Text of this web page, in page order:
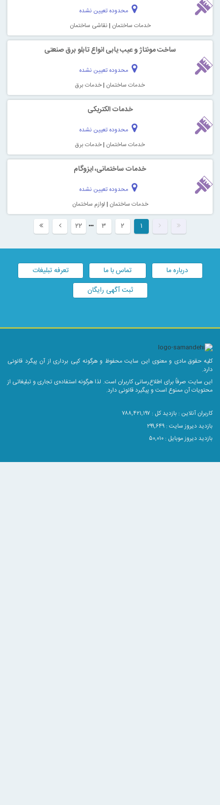
محدوده تعیین نشده
خدمات ساختمان|نقاشی ساختمان
ساخت مونتاژ و عیب یابی انواع تابلو برق صنعتی
محدوده تعیین نشده
خدمات ساختمان|خدمات برق
خدمات الکتریکی
محدوده تعیین نشده
خدمات ساختمان|خدمات برق
خدمات ساختمانی، ایزوگام
محدوده تعیین نشده
خدمات ساختمان|لوازم ساختمان
۲۲
تماس با ما
تعرفه تبلیغات
ثبت آگهی رایگان
مادی و معنوی این سایت محفوظ و هرگونه کپی برداری از آن پیگرد قانونی
صرفاً برای اطلاع‌رسانی کاربران است. لذا هرگونه استفاده‌ی تجاری و تبلیغاتی از
آن ممنوع است و پیگیرد قانونی دارد.
:بازدید کل : ۷۸۸,۴۲۱,۱۹۷
سایت : ۲۹۹,۶۴۹
موبایل : ۵۰,۰۱۰